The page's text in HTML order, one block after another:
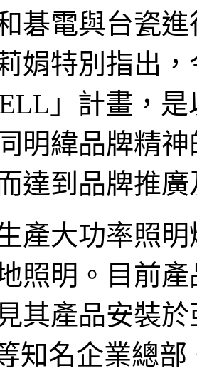
碁電與台瓷
娟特別指出，
」計畫，
明緯品牌精
達到品牌推
產大功率照
照明。目前
其產品安裝於
知名企業總